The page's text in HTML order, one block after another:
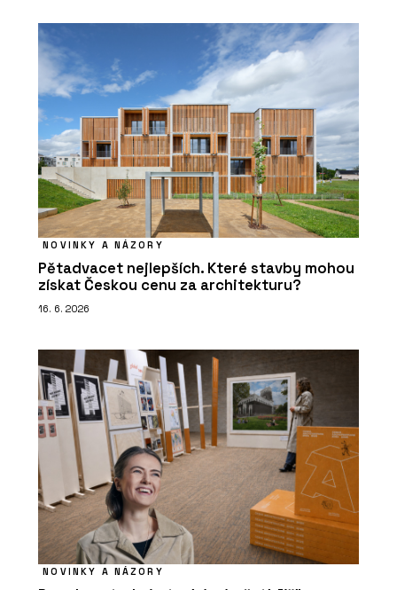
NOVINKY A NÁZORY
Pětadvacet nejlepších. Které stavby mohou
získat Českou cenu za architekturu?
16. 6. 2026
NOVINKY A NÁZORY